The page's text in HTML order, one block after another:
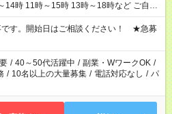
14時 11時～15時 13時～18時など ご自身
務時間をご相談ください！ ★家庭の都合
が必要な場合も遠慮なくご相談くださ
です。開始日はご相談ください！ ★急募
/ 40～50代活躍中 / 副業・WワークOK /
/ 10名以上の大量募集 / 電話対応なし / パ